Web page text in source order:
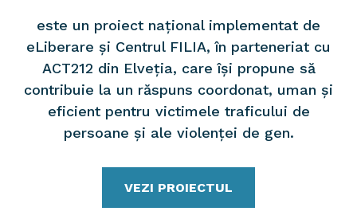
este un proiect național implementat de
eLiberare și Centrul FILIA, în parteneriat cu
ACT212 din Elveția, care își propune să
contribuie la un răspuns coordonat, uman și
eficient pentru victimele traficului de
persoane și ale violenței de gen.
VEZI PROIECTUL